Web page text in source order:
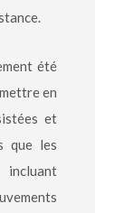
été
en
et
que les